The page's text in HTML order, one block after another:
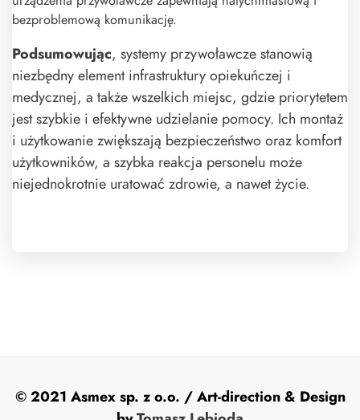
bezproblemową komunikację.
Podsumowując, systemy przywoławcze stanowią
niezbędny element infrastruktury opiekuńczej i
medycznej, a także wszelkich miejsc, gdzie priorytetem
jest szybkie i efektywne udzielanie pomocy. Ich montaż
i użytkowanie zwiększają bezpieczeństwo oraz komfort
użytkowników, a szybka reakcja personelu może
niejednokrotnie uratować zdrowie, a nawet życie.
© 2021 Asmex sp. z o.o. / Art-direction & Design